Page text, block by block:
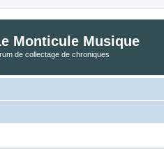
Monticule Musique
de collectage de chroniques